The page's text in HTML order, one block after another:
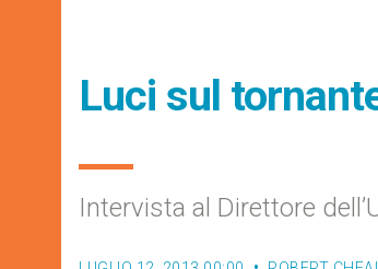
Luci sul
Intervista al Direttore